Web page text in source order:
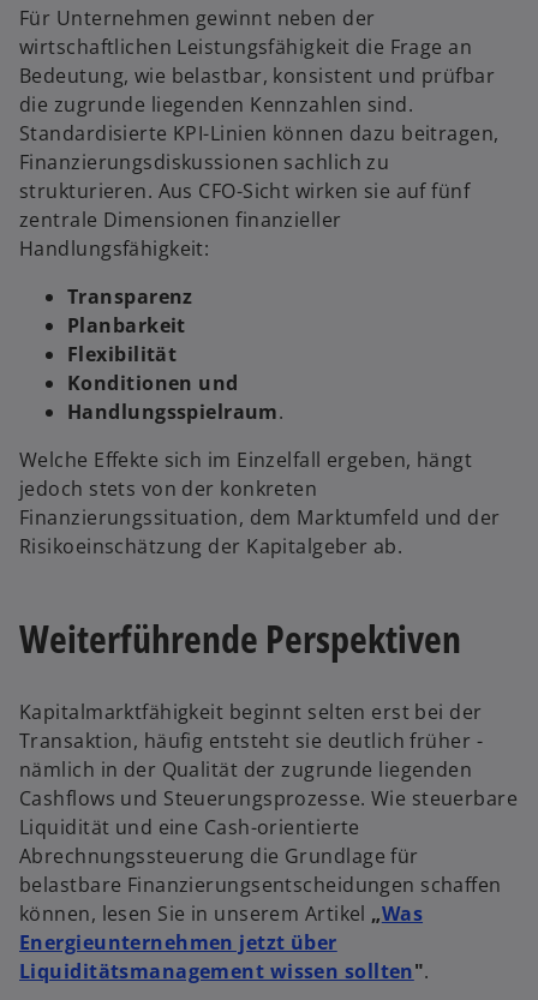
Für Unternehmen gewinnt neben der
wirtschaftlichen Leistungsfähigkeit die Frage an
Bedeutung, wie belastbar, konsistent und prüfbar
die zugrunde liegenden Kennzahlen sind.
Standardisierte KPI-Linien können dazu beitragen,
Finanzierungsdiskussionen sachlich zu
strukturieren. Aus CFO-Sicht wirken sie auf fünf
zentrale Dimensionen finanzieller
Handlungsfähigkeit:
Transparenz
Planbarkeit
Flexibilität
Konditionen und
Handlungsspielraum.
Welche Effekte sich im Einzelfall ergeben, hängt
jedoch stets von der konkreten
Finanzierungssituation, dem Marktumfeld und der
Risikoeinschätzung der Kapitalgeber ab.
Weiterführende Perspektiven
Kapitalmarktfähigkeit beginnt selten erst bei der
Transaktion, häufig entsteht sie deutlich früher -
nämlich in der Qualität der zugrunde liegenden
Cashflows und Steuerungsprozesse. Wie steuerbare
Liquidität und eine Cash-orientierte
Abrechnungssteuerung die Grundlage für
belastbare Finanzierungsentscheidungen schaffen
können, lesen Sie in unserem Artikel „Was
Energieunternehmen jetzt über
Liquiditätsmanagement wissen sollten".
e
e
w
ir
d
i
n
e